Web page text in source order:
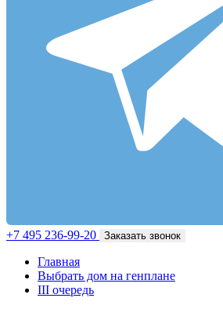
+7 495 236-99-20 Заказать звонок
Главная
Выбрать дом на генплане
III очередь